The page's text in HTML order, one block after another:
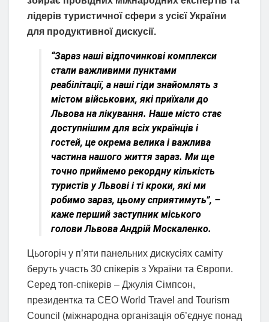
лідерів туристичної сфери з усієї України
для продуктивної дискусії.
“Зараз наші відпочинкові комплекси
стали важливими пунктами
реабілітації, а наші гіди знайомлять з
містом військових, які приїхали до
Львова на лікування. Наше місто стає
доступнішим для всіх українців і
гостей, це окрема велика і важлива
частина нашого життя зараз. Ми ще
точно приймемо рекордну кількість
туристів у Львові і ті кроки, які ми
робимо зараз, цьому сприятимуть”, –
каже перший заступник міського
голови Львова Андрій Москаленко.
Цьогоріч у п’яти панельних дискусіях саміту
беруть участь 30 спікерів з України та Європи.
Серед топ-спікерів – Джулія Сімпсон,
президентка та СЕО World Travel and Tourism
Council (міжнародна організація об’єднує понад